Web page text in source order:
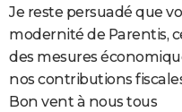
Je reste persuadé que
modernité de Parentis,
des mesures
nos contributions
Bon vent à nous tous